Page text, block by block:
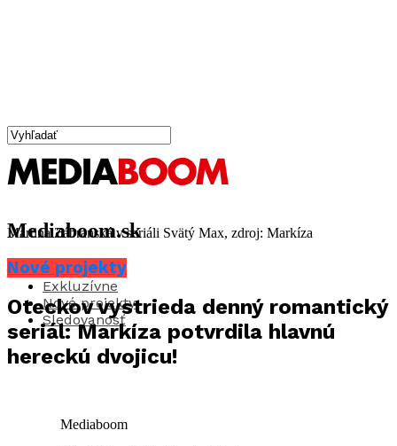
Mediaboom.sk
Aktuality
Exkluzívne
Nové projekty
Sledovanosť
Martina Zábranská v seriáli Svätý Max, zdroj: Markíza
Nové projekty
Oteckov vystrieda denný romantický
seriál: Markíza potvrdila hlavnú
hereckú dvojicu!
Mediaboom